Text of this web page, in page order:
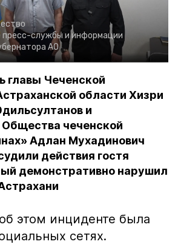
пресс-службы и информации
АО
главы Чеченской
области Хизри
и
чеченской
Адлан Мухадинович
действия гостя
демонстративно нарушил
этом инциденте была
сетях.